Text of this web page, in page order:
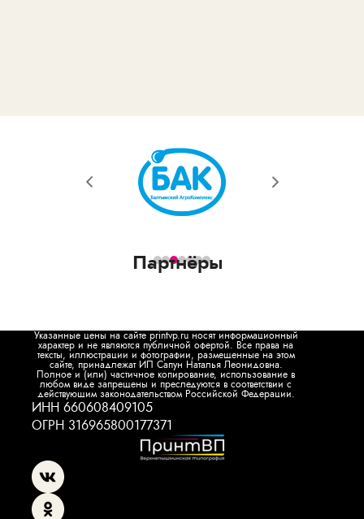
Партнёры
Указанные цены на сайте printvp.ru носят информационный
характер и не являются публичной офертой. Все права на
тексты, иллюстрации и фотографии, размещенные на этом
сайте, принадлежат ИП Сапун Наталья Леонидовна.
Полное и (или) частичное копирование, использование в
любом виде запрещены и преследуются в соответствии с
действующим законодательством Российской Федерации.
ИНН 660608409105
ОГРН 316965800177371